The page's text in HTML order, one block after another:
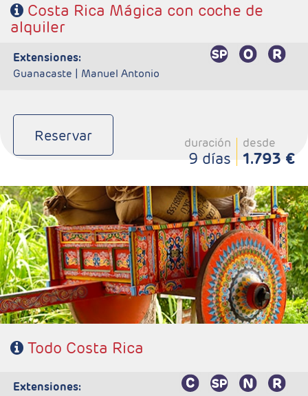
Costa Rica Mágica con coche de
alquiler
extensiones:
Guanacaste | Manuel Antonio
Reservar duración
9 días
desde
1.793 €
- Salidas: Diarias
- Ruta: 1 noche San José, 2 noches Volcán Arenal y 2 noches
Tortuguero.
- Categoría hotelera: Standard, Primera o Semilujo
- Régimen: 5 desayunos, 3 almuerzos y 2 cenas
- IMPORTANTE: Si selecciona un vuelo de regreso anterior a
las 15:00hrs tendrá un suplemento por realizar el traslado en
privado al aeropuerto. Consultar suplemento.
Todo Costa Rica
extensiones: